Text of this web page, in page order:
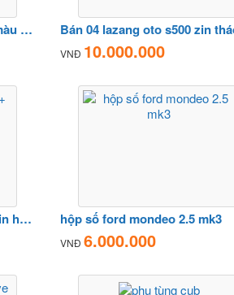
Bợ cổ SH Mode 2013-2019 (màu Lam như hình) Bán 04 lazang oto s500 zin
VNĐ 10.000.000
Cdn ( Lẻ Niềng , Đùm + má zin hãng hộp số ford mondeo 2.5 mk3
VNĐ 6.000.000